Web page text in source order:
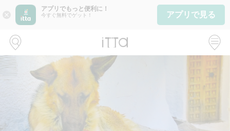
close
アプリでもっと便利に！
今すぐ無料でゲット！ アプリで見る